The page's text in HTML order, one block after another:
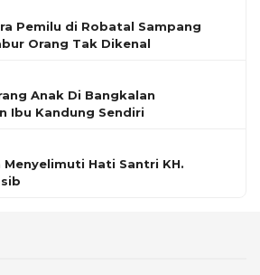
Pemilu di Robatal Sampang
Orang Tak Dikenal
Anak Di Bangkalan
Ibu Kandung Sendiri
Menyelimuti Hati Santri KH.